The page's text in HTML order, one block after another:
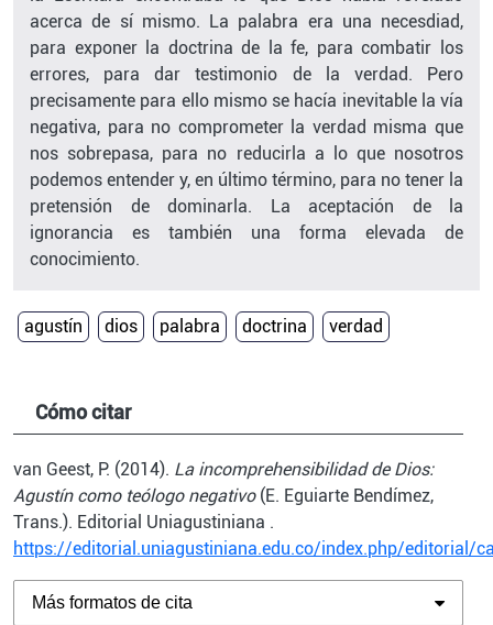
acerca de sí mismo. La palabra era una necesdiad,
para exponer la doctrina de la fe, para combatir los
errores, para dar testimonio de la verdad. Pero
precisamente para ello mismo se hacía inevitable la vía
negativa, para no comprometer la verdad misma que
nos sobrepasa, para no reducirla a lo que nosotros
podemos entender y, en último término, para no tener la
pretensión de dominarla. La aceptación de la
ignorancia es también una forma elevada de
conocimiento.
agustín dios palabra doctrina verdad
Cómo citar
van Geest, P. (2014). La incomprehensibilidad de Dios:
Agustín como teólogo negativo(E. Eguiarte Bendímez,
Trans.). Editorial Uniagustiniana .
https://editorial.uniagustiniana.edu.co/index.php/editorial/
Más formatos de cita